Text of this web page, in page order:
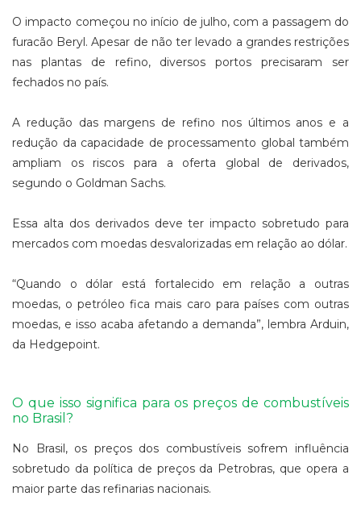
O impacto começou no início de julho, com a passagem do
furacão Beryl. Apesar de não ter levado a grandes restrições
nas plantas de refino, diversos portos precisaram ser
fechados no país.
A redução das margens de refino nos últimos anos e a
redução da capacidade de processamento global também
ampliam os riscos para a oferta global de derivados,
segundo o Goldman Sachs.
Essa alta dos derivados deve ter impacto sobretudo para
mercados com moedas desvalorizadas em relação ao dólar.
“Quando o dólar está fortalecido em relação a outras
moedas, o petróleo fica mais caro para países com outras
moedas, e isso acaba afetando a demanda”, lembra Arduin,
da Hedgepoint.
O que isso significa para os preços de combustíveis
no Brasil?
No Brasil, os preços dos combustíveis sofrem influência
sobretudo da política de preços da Petrobras, que opera a
maior parte das refinarias nacionais.